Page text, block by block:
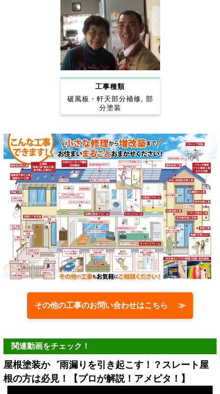
工事種類
破風板・軒天部分補修, 部
分塗装
その他の工事のお問い合わせはこちら ≫
関連動画をチェック！
屋根塗装か゛雨漏りを引き起こす！？スレート屋
根の方は必見！【プロが解説！アメピタ！】